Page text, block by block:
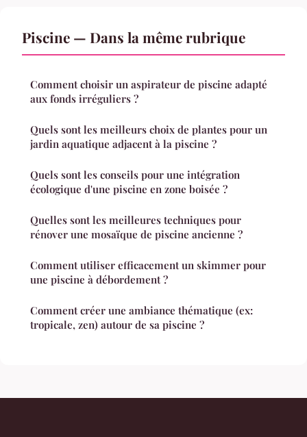
Piscine — Dans la même rubrique
Comment choisir un aspirateur de piscine adapté
aux fonds irréguliers ?
Quels sont les meilleurs choix de plantes pour un
jardin aquatique adjacent à la piscine ?
Quels sont les conseils pour une intégration
écologique d'une piscine en zone boisée ?
Quelles sont les meilleures techniques pour
rénover une mosaïque de piscine ancienne ?
Comment utiliser efficacement un skimmer pour
une piscine à débordement ?
Comment créer une ambiance thématique (ex:
tropicale, zen) autour de sa piscine ?